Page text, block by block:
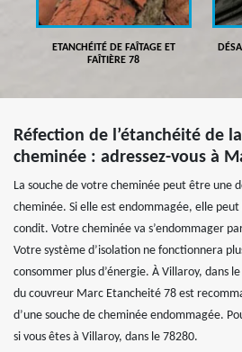
ETANCHÉITÉ DE FAÎTAGE ET
FAÎTIÈRE 78
Réfection de l’étanchéité de
cheminée : adressez-vous à
La souche de votre cheminée peut être une
cheminée. Si elle est endommagée, elle peut
condit. Votre cheminée va s’endommager
Votre système d’isolation ne fonctionnera
consommer plus d’énergie. À Villaroy, dans
du couvreur Marc Etancheité 78 est
d’une souche de cheminée endommagée.
si vous êtes à Villaroy, dans le 78280.